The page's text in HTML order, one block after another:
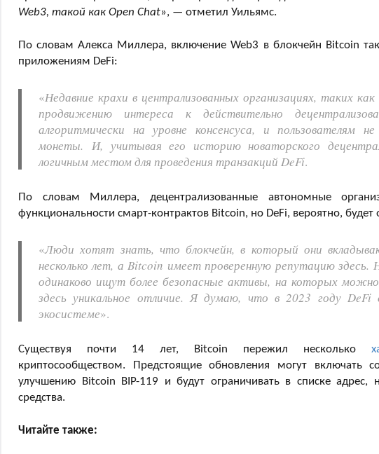
Web3, такой как Open Chat», — отметил Уильямс.
По словам Алекса Миллера, включение Web3 в блокчейн Bitcoin
приложениям DeFi:
«Недавние крахи в централизованных организациях, таких как
продвижению интереса к действительно
алгоритмически на уровне консенсуса, и пользователям
монеты. И, учитывая его историю новаторского
логичным местом для проведения транзакций DeFi.
По словам Миллера, децентрализованные автономные
функциональности смарт-контрактов Bitcoin, но DeFi, вероятно, будет
«Люди хотят знать, что блокчейн, в который они
несколько лет, а Bitcoin имеет проверенную репутацию
одинаково ищут более безопасные активы, на которых
здесь уникальное отличие. Я думаю, что в 2023 году
экосистеме».
Существуя почти 14 лет, Bitcoin пережил несколько
криптосообществом. Предстоящие обновления могут включать
улучшению Bitcoin BIP-119 и будут ограничивать в списке адрес,
средства.
Читайте также: